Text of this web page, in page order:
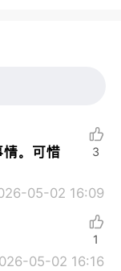
。可惜
05-02 16:09
3
05-02 16:16
1